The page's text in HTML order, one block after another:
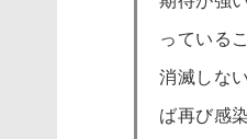
っている
消滅しな
ば再び感